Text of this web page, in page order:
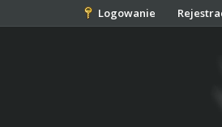
Logowanie